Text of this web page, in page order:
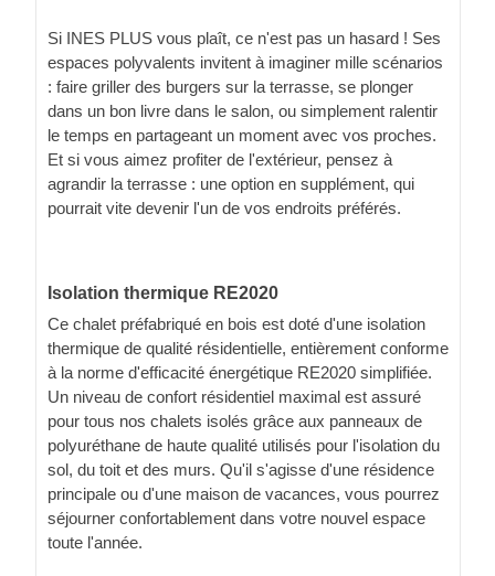
Si INES PLUS vous plaît, ce n'est pas un hasard ! Ses
espaces polyvalents invitent à imaginer mille scénarios
: faire griller des burgers sur la terrasse, se plonger
dans un bon livre dans le salon, ou simplement ralentir
le temps en partageant un moment avec vos proches.
Et si vous aimez profiter de l'extérieur, pensez à
agrandir la terrasse : une option en supplément, qui
pourrait vite devenir l'un de vos endroits préférés.
Isolation thermique RE2020
Ce chalet préfabriqué en bois est doté d'une isolation
thermique de qualité résidentielle, entièrement conforme
à la norme d'efficacité énergétique RE2020 simplifiée.
Un niveau de confort résidentiel maximal est assuré
pour tous nos chalets isolés grâce aux panneaux de
polyuréthane de haute qualité utilisés pour l'isolation du
sol, du toit et des murs. Qu'il s'agisse d'une résidence
principale ou d'une maison de vacances, vous pourrez
séjourner confortablement dans votre nouvel espace
toute l'année.